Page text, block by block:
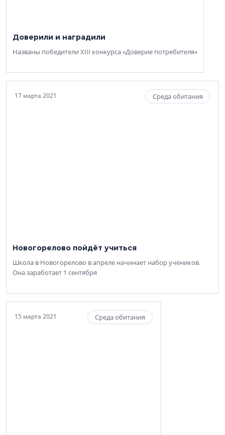
Доверили и наградили
Названы победители XIII конкурса «Доверие потребителя»
17 марта 2021 Среда обитания
Новогорелово пойдёт учиться
Школа в Новогорелово в апреле начинает набор учеников.
Она заработает 1 сентября
15 марта 2021 Среда обитания